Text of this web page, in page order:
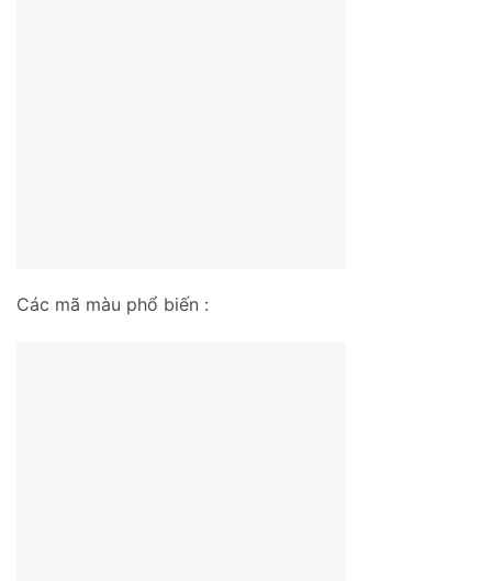
Các mã màu phổ biến :